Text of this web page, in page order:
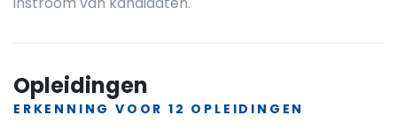
Opleidingen
ERKENNING VOOR 12 OPLEIDINGEN